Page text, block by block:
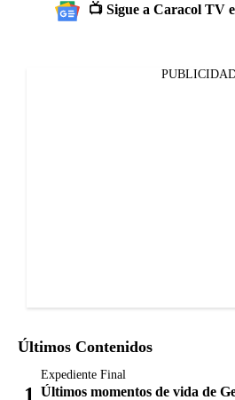
📺 Sigue a Caracol TV
Últimos Contenidos
Expediente Final
Últimos momentos de vida de